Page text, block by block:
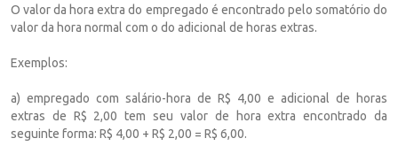
O valor da hora extra do empregado é encontrado pelo somatório do
valor da hora normal com o do adicional de horas extras.
Exemplos:
a) empregado com salário-hora de R$ 4,00 e adicional de horas
extras de R$ 2,00 tem seu valor de hora extra encontrado da
seguinte forma: R$ 4,00 + R$ 2,00 = R$ 6,00.